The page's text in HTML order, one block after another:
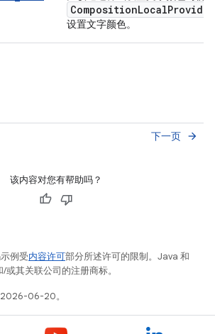
CompositionLocalProvider
设置文字颜色。
下一页 arrow_forward
该内容对您有帮助吗？
例受内容许可部分所述许可的限制。Java 和
其关联公司的注册商标。
06-20。